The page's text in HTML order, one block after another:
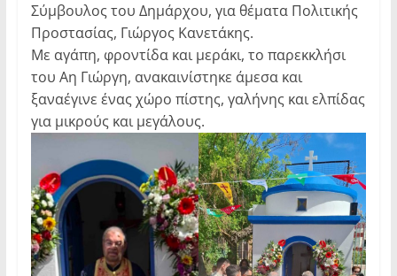
Σύμβουλος του Δημάρχου, για θέματα Πολιτικής
Προστασίας, Γιώργος Κανετάκης.
Με αγάπη, φροντίδα και μεράκι, το παρεκκλήσι
του Αη Γιώργη, ανακαινίστηκε άμεσα και
ξαναέγινε ένας χώρο πίστης, γαλήνης και ελπίδας
για μικρούς και μεγάλους.